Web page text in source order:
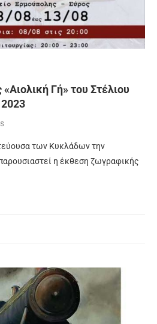
Γή» του Στέλιου
των Κυκλάδων την
η έκθεση ζωγραφικής